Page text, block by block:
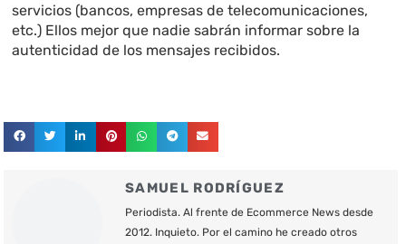
servicios (bancos, empresas de telecomunicaciones,
etc.) Ellos mejor que nadie sabrán informar sobre la
autenticidad de los mensajes recibidos.
SAMUEL RODRÍGUEZ
Periodista. Al frente de Ecommerce News desde
2012. Inquieto. Por el camino he creado otros